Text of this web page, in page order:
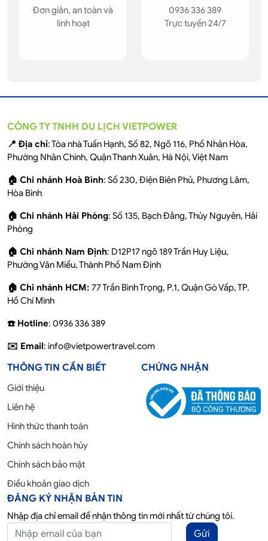
Đơn giản, an toàn và
linh hoạt
0936 336 389
Trực tuyến 24/7
CÔNG TY TNHH DU LỊCH VIETPOWER
📍 Địa chỉ: Tòa nhà Tuấn Hạnh, Số 82, Ngõ 116, Phố Nhân Hòa,
Phường Nhân Chính, Quận Thanh Xuân, Hà Nội, Việt Nam
🏠 Chi nhánh Hoà Bình: Số 230, Điện Biên Phủ, Phương Lâm,
Hòa Bình
🏠 Chi nhánh Hải Phòng: Số 135, Bạch Đằng, Thủy Nguyên, Hải
Phòng
🏠 Chi nhánh Nam Định: D12P17 ngõ 189 Trần Huy Liệu,
Phường Văn Miếu, Thành Phố Nam Định
🏠 Chi nhánh HCM: 77 Trần Bình Trọng, P.1, Quận Gò Vấp, TP.
Hồ Chí Minh
☎️ Hotline: 0936 336 389
✉️ Email: info@vietpowertravel.com
THÔNG TIN CẦN BIẾT
Giới thiệu
Liên hệ
Hình thức thanh toán
Chính sách hoàn hủy
Chính sách bảo mật
Điều khoản giao dịch
CHỨNG NHẬN
ĐĂNG KÝ NHẬN BẢN TIN
Nhập địa chỉ email để nhận thông tin mới nhất từ chúng tôi.
Gửi